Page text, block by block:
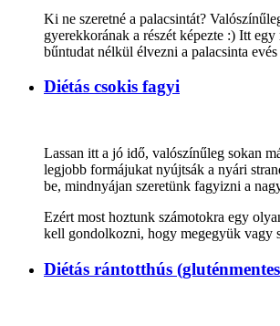
Ki ne szeretné a palacsintát?
gyerekkorának a részét képezte :) Itt
bűntudat nélkül élvezni a palacsinta
Diétás csokis fagyi
Lassan itt a jó idő, valószínűleg sokan
legjobb formájukat nyújtsák a nyári
be, mindnyájan szeretünk fagyizni a
Ezért most hoztunk számotokra egy
kell gondolkozni, hogy megegyük vagy
Diétás rántotthús